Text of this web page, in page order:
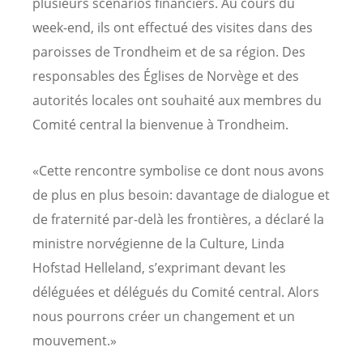
week-end, ils ont effectué des visites dans des
paroisses de Trondheim et de sa région. Des
responsables des Églises de Norvège et des
autorités locales ont souhaité aux membres du
Comité central la bienvenue à Trondheim.
«Cette rencontre symbolise ce dont nous avons
de plus en plus besoin: davantage de dialogue et
de fraternité par-delà les frontières, a déclaré la
ministre norvégienne de la Culture, Linda
Hofstad Helleland, s’exprimant devant les
déléguées et délégués du Comité central. Alors
nous pourrons créer un changement et un
mouvement.»